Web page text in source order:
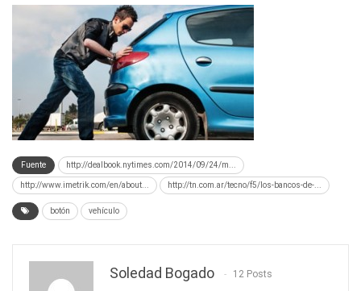
Fuente http://dealbook.nytimes.com/2014/09/24/m...
http://www.imetrik.com/en/about... http://tn.com.ar/tecno/f5/los-bancos-de-...
botón vehículo
Soledad Bogado 12 Posts